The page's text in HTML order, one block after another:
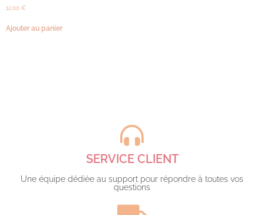
12,00 €
Ajouter au panier
SERVICE CLIENT
Une équipe dédiée au support pour répondre à toutes vos
questions​